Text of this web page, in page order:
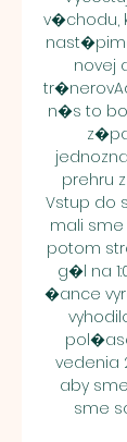
v�chodu,
novej
n�s to
prehru
Vstup do
mali
potom
g�l na
�ance
vedenia
aby
sme